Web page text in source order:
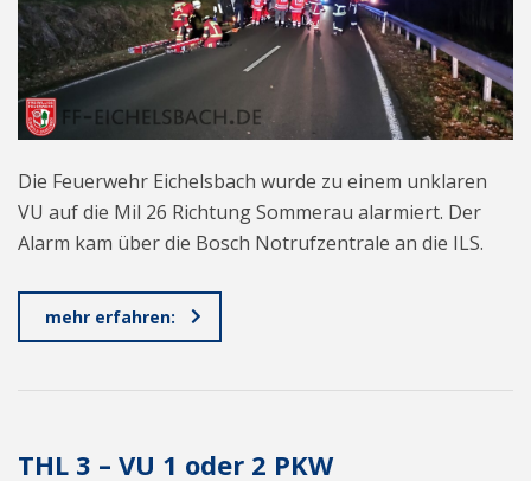
Die Feuerwehr Eichelsbach wurde zu einem unklaren
VU auf die Mil 26 Richtung Sommerau alarmiert. Der
Alarm kam über die Bosch Notrufzentrale an die ILS.
mehr erfahren:
THL 3 – VU 1 oder 2 PKW